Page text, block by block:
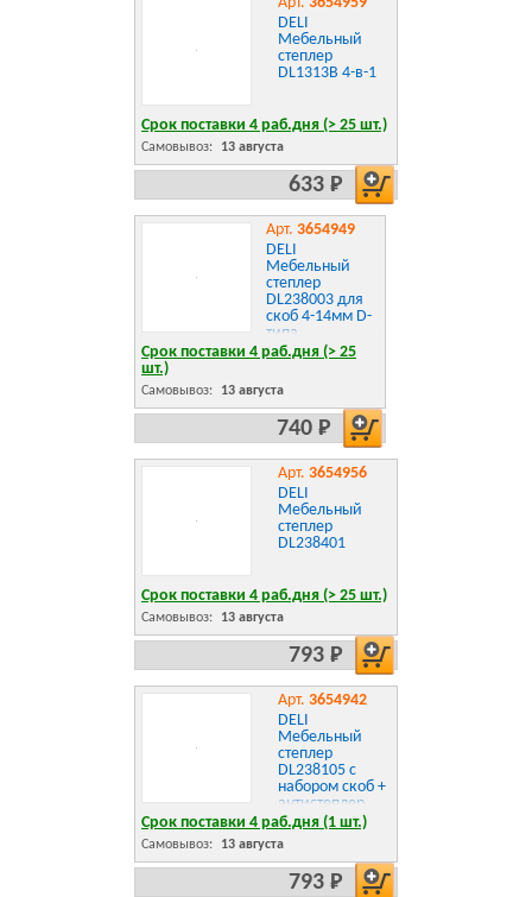
DELI
Мебельный
степлер
DL1313B 4-в-1
Срок поставки 4 раб.дня (> 25 шт.)
Самовывоз: 13 августа
633 Р
Арт. 3654949
DELI
Мебельный
степлер
DL238003 для
скоб 4-14мм D-
типа,
регулировка
Срок поставки 4 раб.дня (> 25
шт.)
Самовывоз: 13 августа
740 Р
Арт. 3654956
DELI
Мебельный
степлер
DL238401
Срок поставки 4 раб.дня (> 25 шт.)
Самовывоз: 13 августа
793 Р
Арт. 3654942
DELI
Мебельный
степлер
DL238105 с
набором скоб +
антистеплер
Набор: 2000шт
D-тип. 2000шт
Т-тип. 2000шт
U-тип, 1шт
скобоудалитель.
Срок поставки 4 раб.дня (1 шт.)
Самовывоз: 13 августа
793 Р